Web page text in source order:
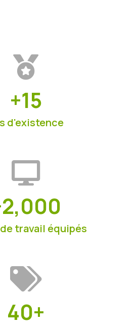
d'existence
+15
travail équipés
2,000
40+